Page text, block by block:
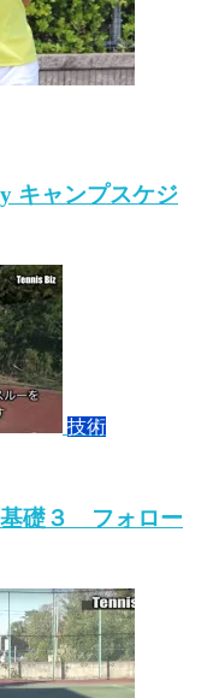
キャンプスケジ
技術
基礎３ フォロー